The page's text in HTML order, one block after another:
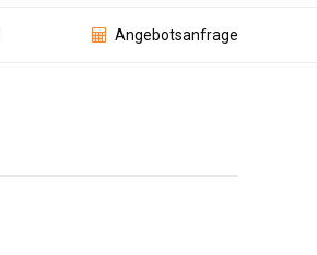
Angebotsanfrage